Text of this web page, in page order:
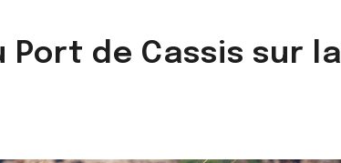
Port de Cassis sur la